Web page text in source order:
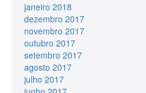
janeiro 2018
dezembro 2017
novembro 2017
outubro 2017
setembro 2017
agosto 2017
julho 2017